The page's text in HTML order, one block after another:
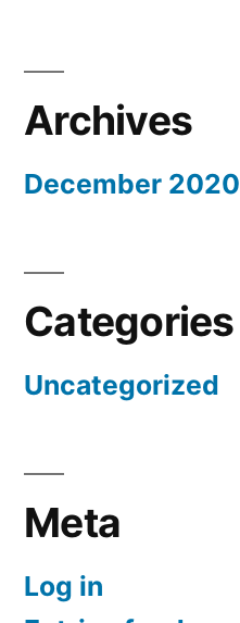
Archives
December 2020
Categories
Uncategorized
Meta
Log in